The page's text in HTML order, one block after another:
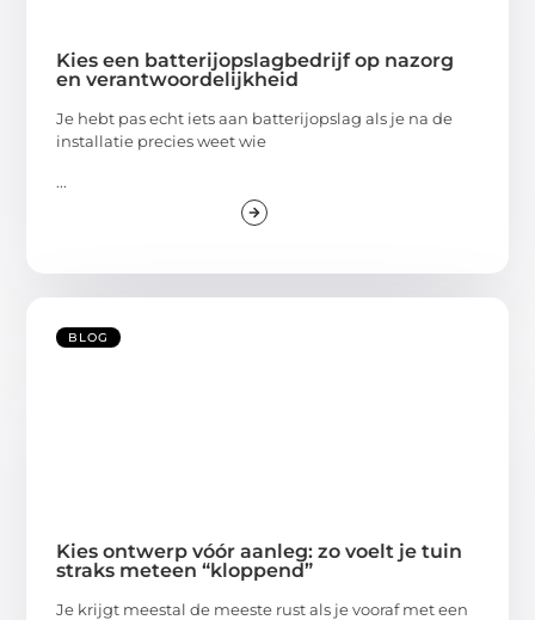
Kies een batterijopslagbedrijf op nazorg
en verantwoordelijkheid
Je hebt pas echt iets aan batterijopslag als je na de
installatie precies weet wie
...
BLOG
Kies ontwerp vóór aanleg: zo voelt je tuin
straks meteen “kloppend”
Je krijgt meestal de meeste rust als je vooraf met een